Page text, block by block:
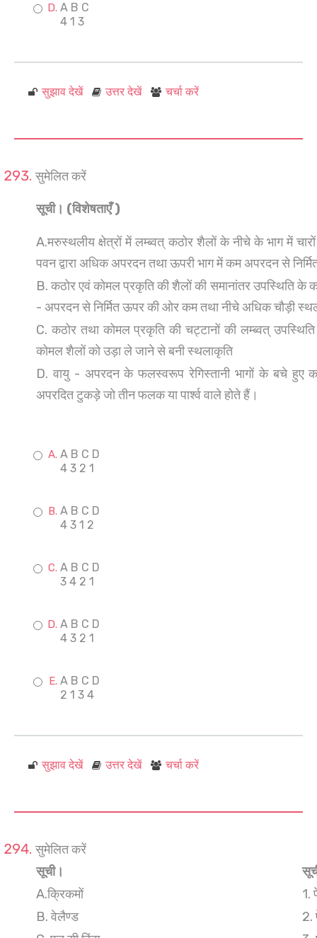
A B C
4 1 3
सुझाव देखें उत्तर देखें चर्चा करें
सुमेलित करें
सूची। (विशेषताएँ )
A.मरुस्थलीय क्षेत्रों में लम्ब्वत् कठोर शैलों के नीचे के भाग में
पवन द्वारा अधिक अपरदन तथा ऊपरी भाग में कम अपरदन से
B. कठोर एवं कोमल प्रकृति की शैलों की समानांतर उपस्थिति के
- अपरदन से निर्मित ऊपर की ओर कम तथा नीचे अधिक चौड़ी
C. कठोर तथा कोमल प्रकृति की चट्टानों की लम्ब्वत् उपस्थिति
कोमल शैलों को उड़ा ले जाने से बनी स्थलाकृति
D. वायु - अपरदन के फलस्वरूप रेगिस्तानी भागों के बचे हुए
अपरदित टुकड़े जो तीन फलक या पार्श्व वाले होते हैं।
A B C D
4 3 2 1
A B C D
4 3 1 2
A B C D
3 4 2 1
A B C D
4 3 2 1
A B C D
2 1 3 4
सुझाव देखें उत्तर देखें चर्चा करें
सुमेलित करें
सूची।
A.क्रिकमों
1.
B. वेलैण्ड
2.